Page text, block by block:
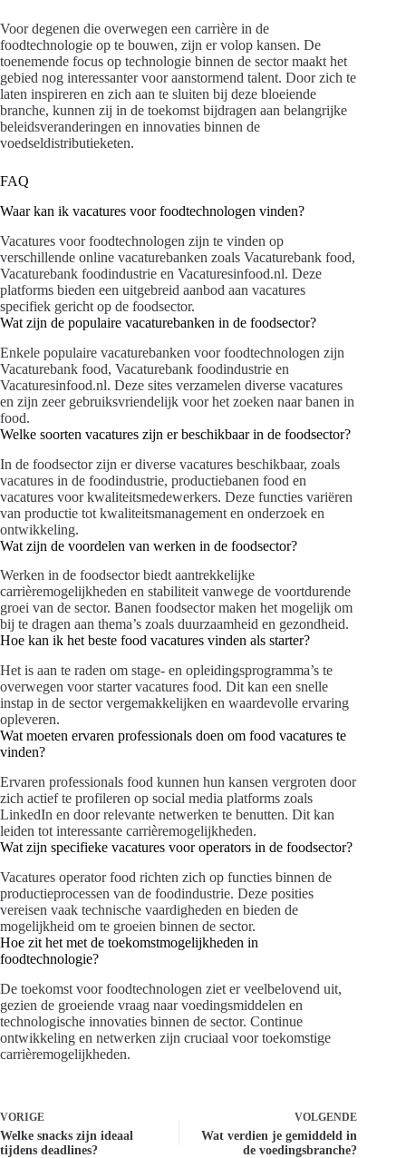
Voor degenen die overwegen een carrière in de
foodtechnologie op te bouwen, zijn er volop kansen. De
toenemende focus op technologie binnen de sector maakt het
gebied nog interessanter voor aanstormend talent. Door zich te
laten inspireren en zich aan te sluiten bij deze bloeiende
branche, kunnen zij in de toekomst bijdragen aan belangrijke
beleidsveranderingen en innovaties binnen de
voedseldistributieketen.
FAQ
Waar kan ik vacatures voor foodtechnologen vinden?
Vacatures voor foodtechnologen zijn te vinden op
verschillende online vacaturebanken zoals Vacaturebank food,
Vacaturebank foodindustrie en Vacaturesinfood.nl. Deze
platforms bieden een uitgebreid aanbod aan vacatures
specifiek gericht op de foodsector.
Wat zijn de populaire vacaturebanken in de foodsector?
Enkele populaire vacaturebanken voor foodtechnologen zijn
Vacaturebank food, Vacaturebank foodindustrie en
Vacaturesinfood.nl. Deze sites verzamelen diverse vacatures
en zijn zeer gebruiksvriendelijk voor het zoeken naar banen in
food.
Welke soorten vacatures zijn er beschikbaar in de foodsector?
In de foodsector zijn er diverse vacatures beschikbaar, zoals
vacatures in de foodindustrie, productiebanen food en
vacatures voor kwaliteitsmedewerkers. Deze functies variëren
van productie tot kwaliteitsmanagement en onderzoek en
ontwikkeling.
Wat zijn de voordelen van werken in de foodsector?
Werken in de foodsector biedt aantrekkelijke
carrièremogelijkheden en stabiliteit vanwege de voortdurende
groei van de sector. Banen foodsector maken het mogelijk om
bij te dragen aan thema’s zoals duurzaamheid en gezondheid.
Hoe kan ik het beste food vacatures vinden als starter?
Het is aan te raden om stage- en opleidingsprogramma’s te
overwegen voor starter vacatures food. Dit kan een snelle
instap in de sector vergemakkelijken en waardevolle ervaring
opleveren.
Wat moeten ervaren professionals doen om food vacatures te
vinden?
Ervaren professionals food kunnen hun kansen vergroten door
zich actief te profileren op social media platforms zoals
LinkedIn en door relevante netwerken te benutten. Dit kan
leiden tot interessante carrièremogelijkheden.
Wat zijn specifieke vacatures voor operators in de foodsector?
Vacatures operator food richten zich op functies binnen de
productieprocessen van de foodindustrie. Deze posities
vereisen vaak technische vaardigheden en bieden de
mogelijkheid om te groeien binnen de sector.
Hoe zit het met de toekomstmogelijkheden in
foodtechnologie?
De toekomst voor foodtechnologen ziet er veelbelovend uit,
gezien de groeiende vraag naar voedingsmiddelen en
technologische innovaties binnen de sector. Continue
ontwikkeling en netwerken zijn cruciaal voor toekomstige
carrièremogelijkheden.
VORIGE
Welke snacks zijn ideaal
tijdens deadlines?
VOLGENDE
Wat verdien je gemiddeld in
de voedingsbranche?